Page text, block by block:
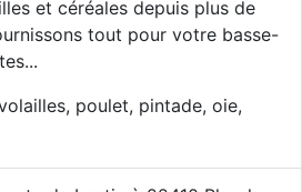
et céréales depuis plus de
tout pour votre basse-
poulet, pintade, oie,